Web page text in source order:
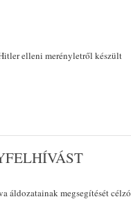
elleni merényletről készült
áldozatainak megsegítését célzó